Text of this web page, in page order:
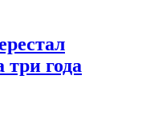
три года